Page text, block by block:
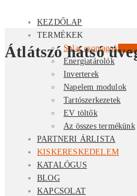
KEZDŐLAP
TERMÉKEK
Solar csomagok
Energiatárolók
Inverterek
Napelem modulok
Tartószerkezetek
EV töltők
Az összes termékünk
PARTNERI ÁRLISTA
KISKERESKEDELEM
KATALÓGUS
BLOG
KAPCSOLAT
Átlátszó hátsó